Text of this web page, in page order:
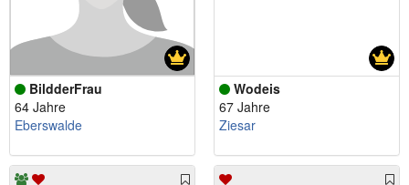
BildderFrau
64 Jahre
Eberswalde
Wodeis
67 Jahre
Ziesar